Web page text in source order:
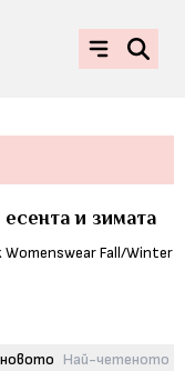
и зимата
Най-четеното